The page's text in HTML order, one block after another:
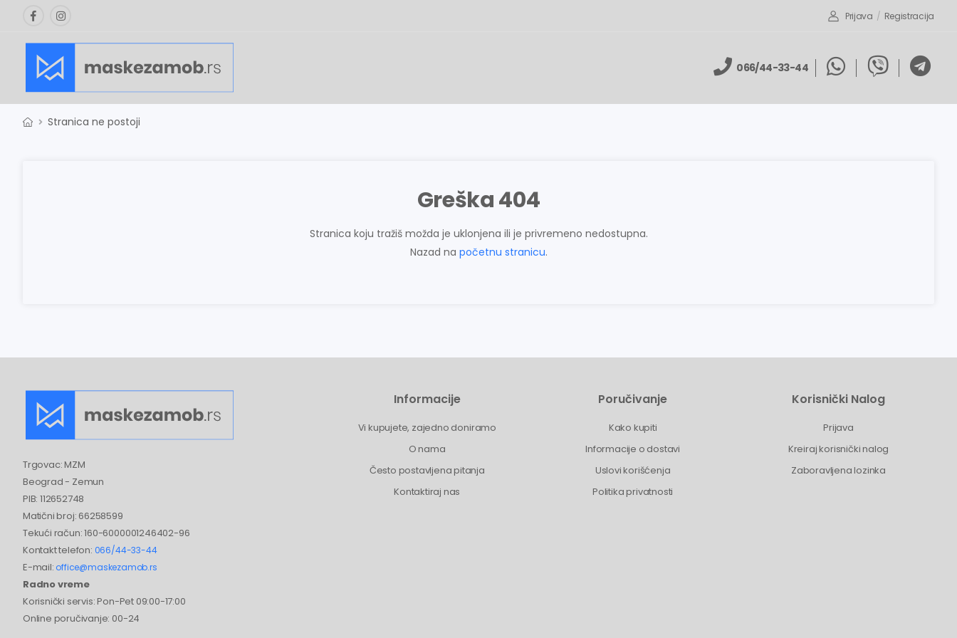
Prijava / Registracija
066/44-33-44
Stranica ne postoji
Greška 404
Stranica koju tražiš možda je uklonjena ili je privremeno nedostupna.
Nazad na početnu stranicu.
Trgovac: MZM
Beograd - Zemun
PIB: 112652748
Matični broj: 66258599
Tekući račun: 160-6000001246402-96
Kontakt telefon: 066/44-33-44
E-mail: office@maskezamob.rs
Radno vreme
Korisnički servis: Pon-Pet 09:00-17:00
Online poručivanje: 00-24
Informacije
Vi kupujete, zajedno doniramo
O nama
Često postavljena pitanja
Kontaktiraj nas
Poručivanje
Kako kupiti
Informacije o dostavi
Uslovi korišćenja
Politika privatnosti
Korisnički Nalog
Prijava
Kreiraj korisnički nalog
Zaboravljena lozinka